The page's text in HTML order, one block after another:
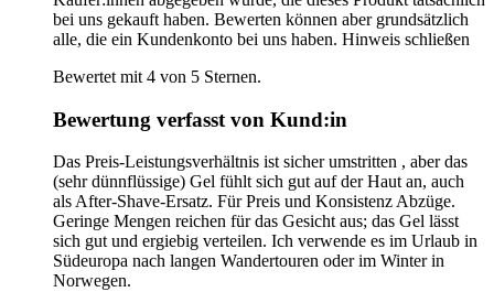
bei uns gekauft haben. Bewerten können aber grundsätzlich
alle, die ein Kundenkonto bei uns haben. Hinweis schließen
Bewertet mit 4 von 5 Sternen.
Bewertung verfasst von Kund:in
Das Preis-Leistungsverhältnis ist sicher umstritten , aber das
(sehr dünnflüssige) Gel fühlt sich gut auf der Haut an, auch
als After-Shave-Ersatz. Für Preis und Konsistenz Abzüge.
Geringe Mengen reichen für das Gesicht aus; das Gel lässt
sich gut und ergiebig verteilen. Ich verwende es im Urlaub in
Südeuropa nach langen Wandertouren oder im Winter in
Norwegen.